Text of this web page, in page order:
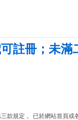
註冊 ； 未滿
款規定， 已於網站首頁